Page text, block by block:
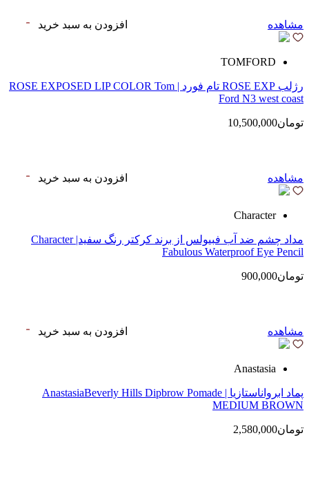
مشاهده افزودن به سبد خرید
TOMFORD
رژلب ROSE EXP تام فورد | ROSE EXPOSED LIP COLOR Tom
Ford N3 west coast
تومان10,500,000
مشاهده افزودن به سبد خرید
Character
مداد چشم ضد آب فبیولس از برند کرکتر رنگ سفید| Character
Fabulous Waterproof Eye Pencil
تومان900,000
مشاهده افزودن به سبد خرید
Anastasia
پماد ابرواناستازیا | AnastasiaBeverly Hills Dipbrow Pomade
MEDIUM BROWN
تومان2,580,000